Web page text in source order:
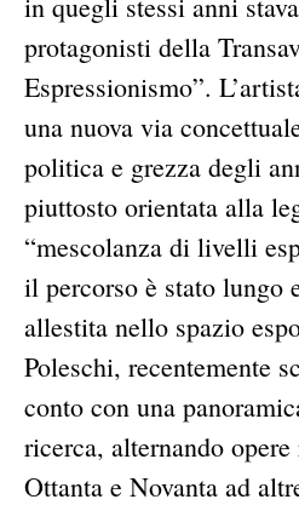
protagonisti della
Espressionismo”.
una nuova via
politica e grezza degli
piuttosto orientata alla
“mescolanza di livelli
il percorso è stato lungo
allestita nello spazio
Poleschi, recentemente
conto con una
ricerca, alternando
Ottanta e Novanta ad